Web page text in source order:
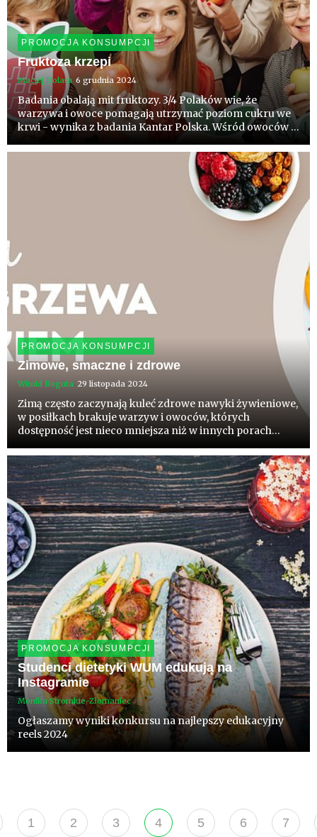
PROMOCJA KONSUMPCJI
Fruktoza krzepi
Maciej Dolata 6 grudnia 2024
Badania obalają mit fruktozy. 3/4 Polaków wie, że
warzywa i owoce pomagają utrzymać poziom cukru we
krwi - wynika z badania Kantar Polska. Wśród owoców o
żurawina, malina i jagoda kamczacka. Wśród warzyw
PROMOCJA KONSUMPCJI
Zimowe, smaczne i zdrowe
Witold Boguta 29 listopada 2024
Zimą często zaczynają kuleć zdrowe nawyki żywieniowe,
w posiłkach brakuje warzyw i owoców, których
dostępność jest nieco mniejsza niż w innych porach
różnorodną dietą i podjadaniem sprawiają, że
zaczynamy tyć. Cały szkopuł tkwi...
PROMOCJA KONSUMPCJI
Studenci dietetyki WUM edukują na
Instagramie
Monika Stromkie-Złomaniec
Ogłaszamy wyniki konkursu na najlepszy edukacyjny
reels 2024
1 2 3 4 5 6 7